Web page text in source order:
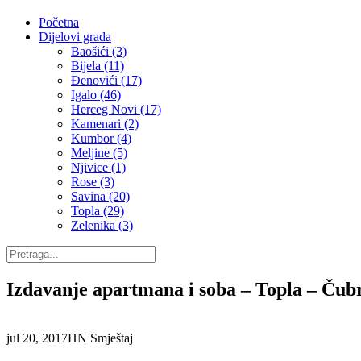
Početna
Dijelovi grada
Baošići (3)
Bijela (11)
Đenovići (17)
Igalo (46)
Herceg Novi (17)
Kamenari (2)
Kumbor (4)
Meljine (5)
Njivice (1)
Rose (3)
Savina (20)
Topla (29)
Zelenika (3)
Izdavanje apartmana i soba – Topla –
jul 20, 2017HN Smještaj